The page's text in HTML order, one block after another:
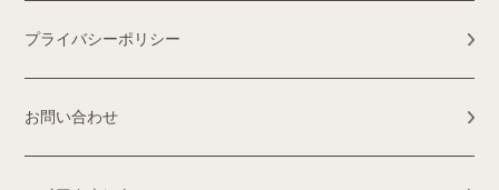
プライバシーポリシー
お問い合わせ